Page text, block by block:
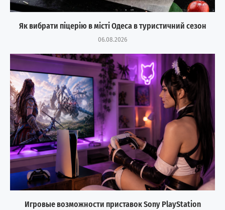
Як вибрати піцерію в місті Одеса в туристичний сезон
06.08.2026
Игровые возможности приставок Sony PlayStation